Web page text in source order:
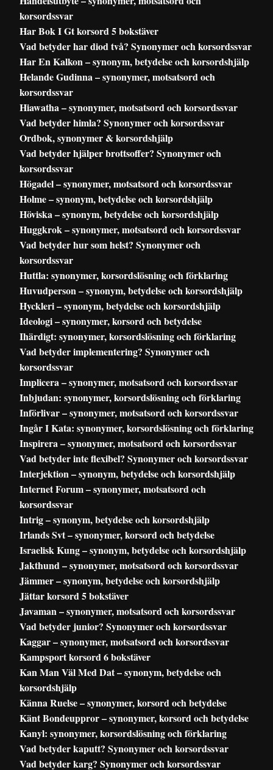
korsordssvar
Har Bok I Gt korsord 5 bokstäver
Vad betyder har diod två? Synonymer och korsordssvar
Har En Kalkon – synonym, betydelse och korsordshjälp
Helande Gudinna – synonymer, motsatsord och
korsordssvar
Hiawatha – synonymer, motsatsord och korsordssvar
Vad betyder himla? Synonymer och korsordssvar
Ordbok, synonymer & korsordshjälp
Vad betyder hjälper brottsoffer? Synonymer och
korsordssvar
Högadel – synonymer, motsatsord och korsordssvar
Holme – synonym, betydelse och korsordshjälp
Höviska – synonym, betydelse och korsordshjälp
Huggkrok – synonymer, motsatsord och korsordssvar
Vad betyder hur som helst? Synonymer och
korsordssvar
Huttla: synonymer, korsordslösning och förklaring
Huvudperson – synonym, betydelse och korsordshjälp
Hyckleri – synonym, betydelse och korsordshjälp
Ideologi – synonymer, korsord och betydelse
Ihärdigt: synonymer, korsordslösning och förklaring
Vad betyder implementering? Synonymer och
korsordssvar
Implicera – synonymer, motsatsord och korsordssvar
Inbjudan: synonymer, korsordslösning och förklaring
Införlivar – synonymer, motsatsord och korsordssvar
Ingår I Kata: synonymer, korsordslösning och förklaring
Inspirera – synonymer, motsatsord och korsordssvar
Vad betyder inte flexibel? Synonymer och korsordssvar
Interjektion – synonym, betydelse och korsordshjälp
Internet Forum – synonymer, motsatsord och
korsordssvar
Intrig – synonym, betydelse och korsordshjälp
Irlands Svt – synonymer, korsord och betydelse
Israelisk Kung – synonym, betydelse och korsordshjälp
Jakthund – synonymer, motsatsord och korsordssvar
Jämmer – synonym, betydelse och korsordshjälp
Jättar korsord 5 bokstäver
Javaman – synonymer, motsatsord och korsordssvar
Vad betyder junior? Synonymer och korsordssvar
Kaggar – synonymer, motsatsord och korsordssvar
Kampsport korsord 6 bokstäver
Kan Man Väl Med Dat – synonym, betydelse och
korsordshjälp
Känna Ruelse – synonymer, korsord och betydelse
Känt Bondeuppror – synonymer, korsord och betydelse
Kanyl: synonymer, korsordslösning och förklaring
Vad betyder kaputt? Synonymer och korsordssvar
Vad betyder karg? Synonymer och korsordssvar